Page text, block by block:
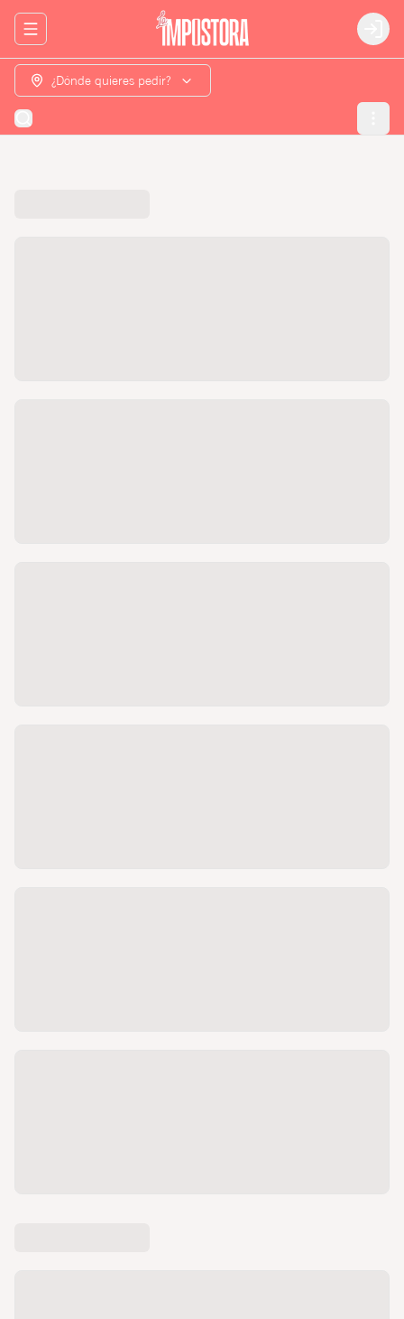
Abrir menu de navegación Login
¿Dónde quieres pedir?